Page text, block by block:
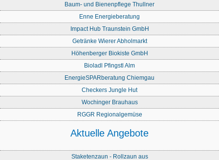
Baum- und Bienenpflege Thullner
Enne Energieberatung
Impact Hub Traunstein GmbH
Getränke Wierer Abholmarkt
Höhenberger Biokiste GmbH
Bioladl Pfingstl Alm
EnergieSPARberatung Chiemgau
Checkers Jungle Hut
Wochinger Brauhaus
RGGR Regionalgemüse
Aktuelle Angebote
Staketenzaun - Rollzaun aus